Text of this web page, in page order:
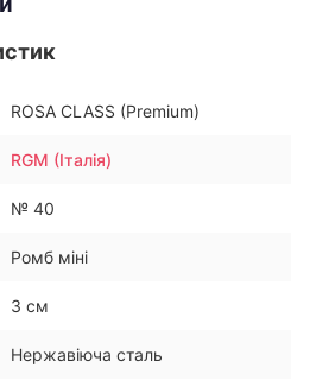
ROSA CLASS (Premium)
RGM (Італія)
№ 40
Ромб міні
3 см
Нержавіюча сталь